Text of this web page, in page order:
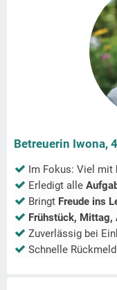
Betreuerin Iwona,
Im Fokus: Viel mit
Erledigt alle
Bringt Freude ins
Frühstück, Mittag,
Zuverlässig bei
Schnelle